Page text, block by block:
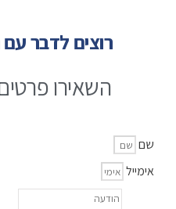
רוצים לדבר
השאירו
שם
אימייל